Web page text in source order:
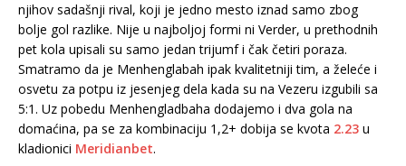
njihov sadašnji rival, koji je jedno mesto iznad samo zbog
bolje gol razlike. Nije u najboljoj formi ni Verder, u prethodnih
pet kola upisali su samo jedan trijumf i čak četiri poraza.
Smatramo da je Menhenglabah ipak kvalitetniji tim, a želeće i
osvetu za potpu iz jesenjeg dela kada su na Vezeru izgubili sa
5:1. Uz pobedu Menhengladbaha dodajemo i dva gola na
domaćina, pa se za kombinaciju 1,2+ dobija se kvota 2.23 u
kladionici Meridianbet.